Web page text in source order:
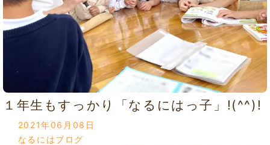
１年生もすっかり「なるにはっ子」!(^^)!
2021年06月08日
なるにはブログ